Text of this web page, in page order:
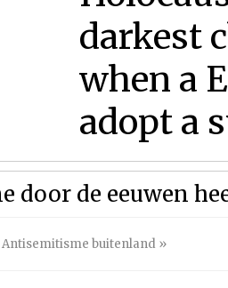
darkest
when a
adopt a
door de eeuwen
Antisemitisme buitenland »